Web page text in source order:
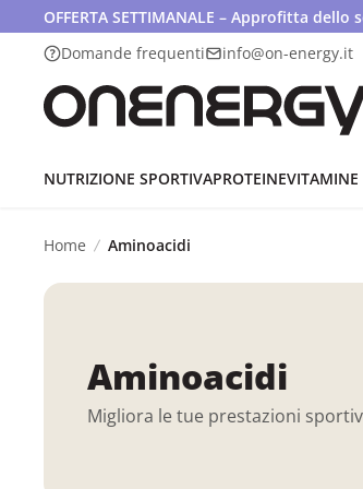
OFFERTA SETTIMANALE – Approfitta
Domande frequenti
info@on-energy.it
NUTRIZIONE SPORTIVAPROTEINEVITAMINE
Home Aminoacidi
Aminoacidi
Migliora le tue prestazioni